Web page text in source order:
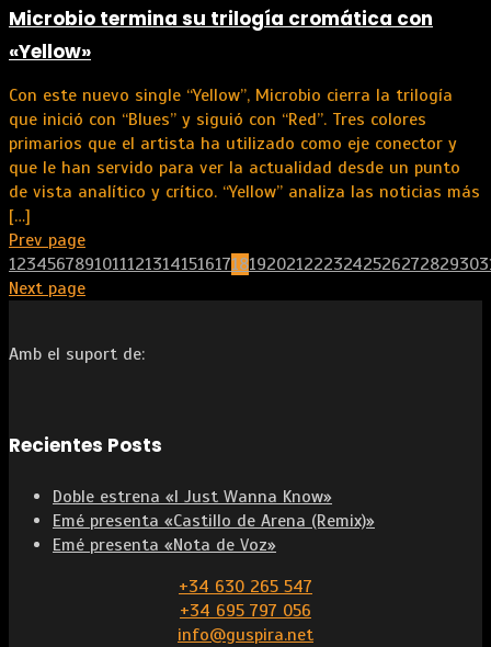
Microbio termina su trilogía cromática con
«Yellow»
Con este nuevo single “Yellow”, Microbio cierra la trilogía
que inició con “Blues” y siguió con “Red”. Tres colores
primarios que el artista ha utilizado como eje conector y
que le han servido para ver la actualidad desde un punto
de vista analítico y crítico. “Yellow” analiza las noticias más
[…]
Prev page
123456789101112131415161718192021222324252627282930
Next page
Amb el suport de:
Recientes Posts
Doble estrena «I Just Wanna Know»
Emé presenta «Castillo de Arena (Remix)»
Emé presenta «Nota de Voz»
+34 630 265 547
+34 695 797 056
info@guspira.net